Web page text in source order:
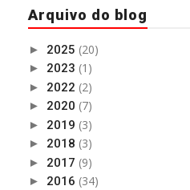
Arquivo do blog
► 2025 (20)
► 2023 (1)
► 2022 (2)
► 2020 (7)
► 2019 (3)
► 2018 (3)
► 2017 (9)
► 2016 (34)